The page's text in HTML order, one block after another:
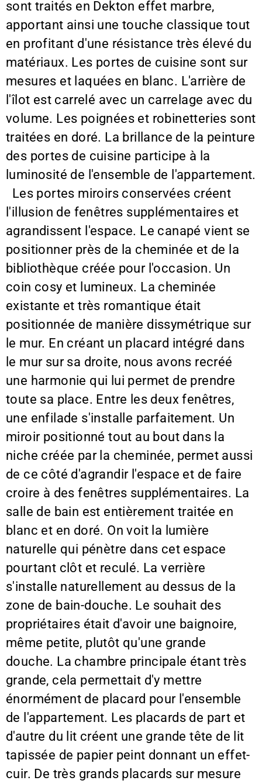
sont traités en Dekton effet marbre,
apportant ainsi une touche classique tout
en profitant d'une résistance très élevé du
matériaux. Les portes de cuisine sont sur
mesures et laquées en blanc. L'arrière de
l'îlot est carrelé avec un carrelage avec du
volume. Les poignées et robinetteries sont
traitées en doré. La brillance de la peinture
des portes de cuisine participe à la
luminosité de l'ensemble de l'appartement.
Les portes miroirs conservées créent
l'illusion de fenêtres supplémentaires et
agrandissent l'espace. Le canapé vient se
positionner près de la cheminée et de la
bibliothèque créée pour l'occasion. Un
coin cosy et lumineux. La cheminée
existante et très romantique était
positionnée de manière dissymétrique sur
le mur. En créant un placard intégré dans
le mur sur sa droite, nous avons recréé
une harmonie qui lui permet de prendre
toute sa place. Entre les deux fenêtres,
une enfilade s'installe parfaitement. Un
miroir positionné tout au bout dans la
niche créée par la cheminée, permet aussi
de ce côté d'agrandir l'espace et de faire
croire à des fenêtres supplémentaires. La
salle de bain est entièrement traitée en
blanc et en doré. On voit la lumière
naturelle qui pénètre dans cet espace
pourtant clôt et reculé. La verrière
s'installe naturellement au dessus de la
zone de bain-douche. Le souhait des
propriétaires était d'avoir une baignoire,
même petite, plutôt qu'une grande
douche. La chambre principale étant très
grande, cela permettait d'y mettre
énormément de placard pour l'ensemble
de l'appartement. Les placards de part et
d'autre du lit créent une grande tête de lit
tapissée de papier peint donnant un effet-
cuir. De très grands placards sur mesure